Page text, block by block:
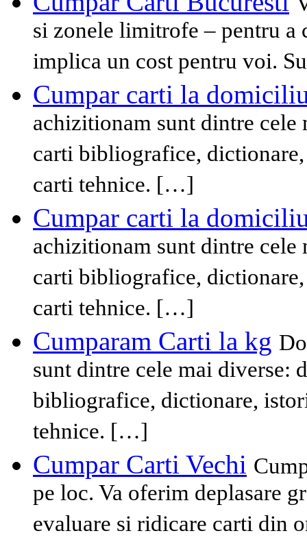
si zonele limitrofe – pentru a
implica un cost pentru voi.
Cumpar carti la
achizitionam sunt dintre cele
carti bibliografice,
carti tehnice. […]
Cumpar carti la
achizitionam sunt dintre cele
carti bibliografice,
carti tehnice. […]
Cumparam Carti la kg
sunt dintre cele mai diverse:
bibliografice, dictionare,
tehnice. […]
Cumpar Carti Vechi
pe loc. Va oferim deplasare
evaluare si ridicare carti din